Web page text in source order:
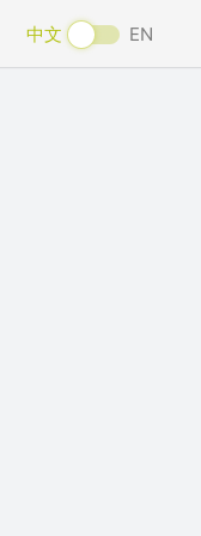
中文 EN